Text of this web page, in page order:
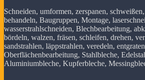
Schneiden, umformen, zerspanen,
behandeln, Baugruppen, Montage,
wasserstrahlschneiden, Blechbearbeitung,
bördeln, walzen, fräsen, schleifen, drehen,
sandstrahlen, läppstrahlen, veredeln,
Oberflächenbearbeitung, Stahlbleche,
Aluminiumbleche, Kupferbleche,